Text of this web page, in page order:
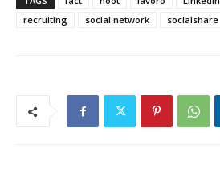
recruiting
social network socialshare